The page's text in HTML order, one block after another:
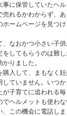
に保管していたヘル
れるかわからず、あ
ホームページを見つ
、なおかつ小さい子
をしてもらうのは難
りました。
購入して、まもなく
していません。いつ
が子育てに追われる
でヘルメットも使わ
この機会に電話しま